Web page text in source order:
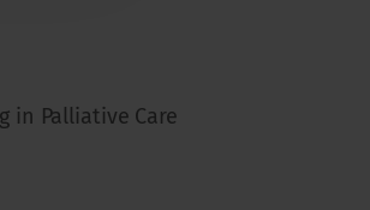
in Palliative Care